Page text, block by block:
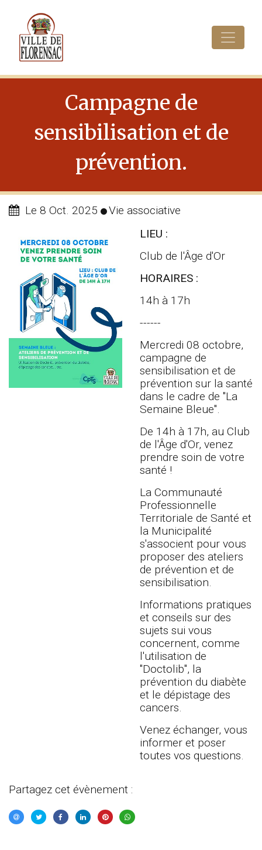
Campagne de
sensibilisation et de
prévention.
Le 8 Oct. 2025
Vie associative
LIEU :
Club de l'Âge d'Or
HORAIRES :
14h à 17h
------
Mercredi 08 octobre,
campagne de
sensibilisation et de
prévention sur la santé
dans le cadre de "La
Semaine Bleue".
De 14h à 17h, au Club
de l'Âge d'Or, venez
prendre soin de votre
santé !
La Communauté
Professionnelle
Territoriale de Santé et
la Municipalité
s'associent pour vous
proposer des ateliers
de prévention et de
sensibilisation.
Informations pratiques
et conseils sur des
sujets sui vous
concernent, comme
l'utilisation de
"Doctolib", la
prévention du diabète
et le dépistage des
cancers.
Venez échanger, vous
informer et poser
toutes vos questions.
Partagez cet évènement :